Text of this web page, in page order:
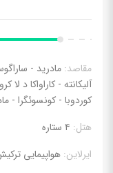
مقاصد: مادرید -
آلیکانته - کاراواکا د لا
کوردوبا - کونسوئگرا -
هتل: ۴ ستاره
ایرلاین: هواپیمایی